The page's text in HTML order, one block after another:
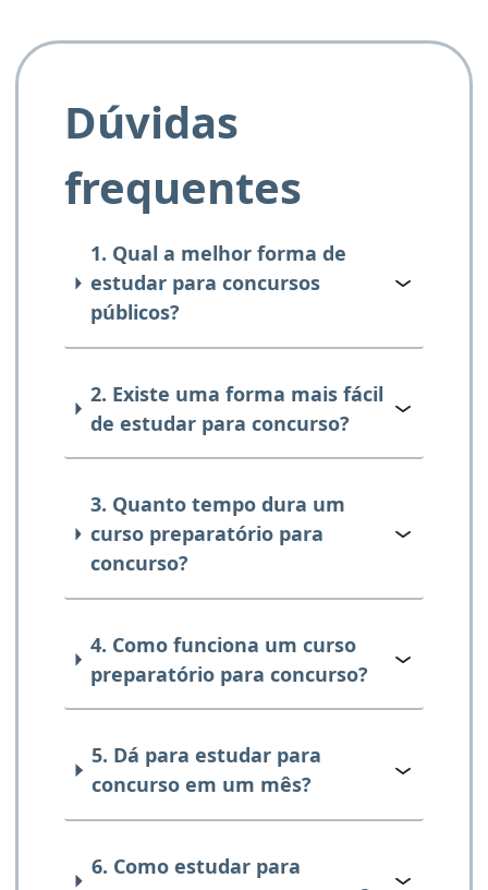
Dúvidas
frequentes
1. Qual a melhor forma de
estudar para concursos
públicos?
2. Existe uma forma mais fácil
de estudar para concurso?
3. Quanto tempo dura um
curso preparatório para
concurso?
4. Como funciona um curso
preparatório para concurso?
5. Dá para estudar para
concurso em um mês?
6. Como estudar para